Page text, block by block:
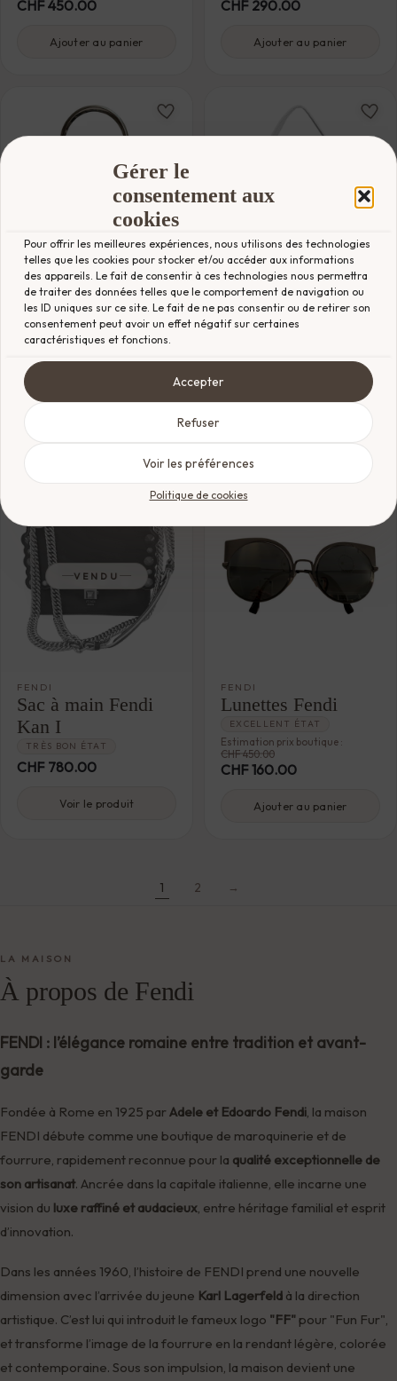
Gérer le
consentement aux
cookies
Pour offrir les meilleures expériences, nous utilisons des technologies
telles que les cookies pour stocker et/ou accéder aux informations
des appareils. Le fait de consentir à ces technologies nous permettra
de traiter des données telles que le comportement de navigation ou
les ID uniques sur ce site. Le fait de ne pas consentir ou de retirer son
consentement peut avoir un effet négatif sur certaines
caractéristiques et fonctions.
Accepter
Refuser
Voir les préférences
Politique de cookies
CHF 450.00
Ajouter au panier
CHF 290.00
Ajouter au panier
FENDI
Sac Fendi Mini
Peekaboo
Estimation prix boutique :
CHF
CHF12'000.00
FENDI
Sac Baguette Fendi
TRÈS BON ÉTAT
CHF3'400.00
CHF
VENDU
FENDI
Sac à main Fendi
Kan I
TRÈS BON ÉTAT
CHF 780.00
Voir le produit
FENDI
Lunettes Fendi
EXCELLENT ÉTAT
Estimation prix boutique :
CHF 450.00
CHF 160.00
Ajouter au panier
1 2 →
LA MAISON
À propos de Fendi
FENDI : l’élégance romaine entre tradition et avant-
garde
Fondée à Rome en 1925 par Adele et Edoardo Fendi , la maison
FENDI débute comme une boutique de maroquinerie et de
fourrure, rapidement reconnue pour la qualité exceptionnelle de
son artisanat. Ancrée dans la capitale italienne, elle incarne une
vision du luxe raffiné et audacieux , entre héritage familial et esprit
d’innovation.
Dans les années 1960, l’histoire de FENDI prend une nouvelle
dimension avec l’arrivée du jeune Karl Lagerfeld à la direction
artistique. C’est lui qui introduit le fameux logo "FF"pour "Fun Fur",
et transforme l’image de la fourrure en la rendant légère, colorée
et contemporaine. Sous son impulsion, la maison devient une